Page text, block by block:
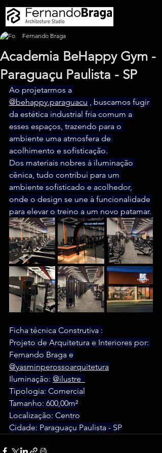
Academia BeHappy Gym -
Paraguaçu Paulista - SP
Fernando Braga
Ao projetarmos a
@behappy.paraguacu , buscamos fugir
da estética industrial fria comum a
esses espaços, trazendo para o
ambiente uma atmosfera de
acolhimento e sofisticação.
Dos materiais nobres à iluminação
cênica, tudo contribui para um
ambiente sofisticado e acolhedor,
onde o design se une à funcionalidade
para elevar o treino a um novo patamar.
Ficha técnica Construtiva :
Projeto de Arquitetura e Interiores por:
Fernando Braga e
@yasminperossoarquitetura
Iluminação: @ilustre_
Tipologia: Comercial
Tamanho: 600,00m²
Localização: Centro
Cidade: Paraguaçu Paulista - SP